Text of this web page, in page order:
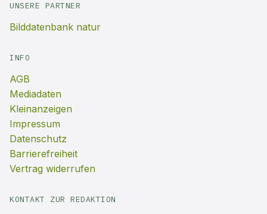
UNSERE PARTNER
Bilddatenbank natur
INFO
AGB
Mediadaten
Kleinanzeigen
Impressum
Datenschutz
Barrierefreiheit
Vertrag widerrufen
KONTAKT ZUR REDAKTION